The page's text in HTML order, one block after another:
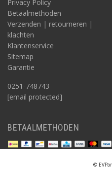
Privacy Policy
Betaalmethoden
Verzenden | retourneren |
klachten
Klantenservice
Sitemap
Garantie
0251-748743
[email protected]
BETAALMETHODEN
©